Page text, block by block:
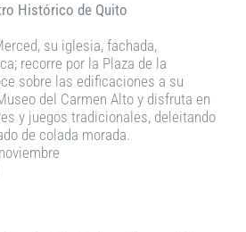
Histórico de Quito
su iglesia, fachada,
recorre por la Plaza de la
sobre las edificaciones a su
del Carmen Alto y disfruta en
y juegos tradicionales, deleitando
de colada morada.